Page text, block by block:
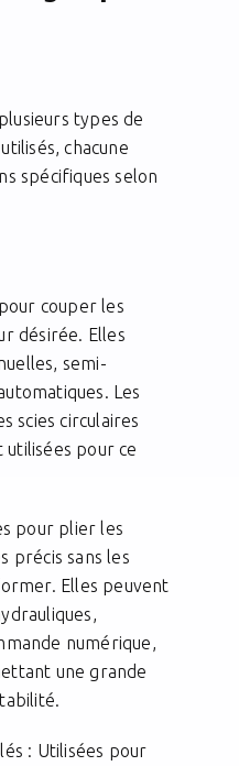
types de
chacune
spécifiques selon
couper les
désirée. Elles
semi-
Les
scies circulaires
pour ce
pour plier les
précis sans les
Elles peuvent
numérique,
une grande
: Utilisées pour